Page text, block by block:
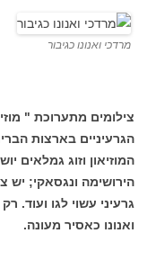
מרדכי ואנונו כגיבור
צילומים מתערוכת "
הגרעיניים בארצות
המוזיאון וזוג גמלאים
הירושימה ונגסאקי; יש
גרעיני עשוי לגו ועוד.
ואנונו כאסיר מעונה.